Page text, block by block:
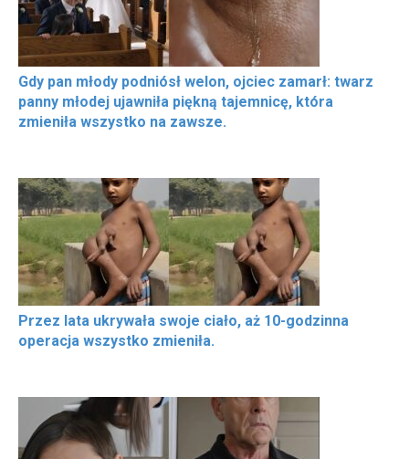
Gdy pan młody podniósł welon, ojciec zamarł: twarz
panny młodej ujawniła piękną tajemnicę, która
zmieniła wszystko na zawsze.
Przez lata ukrywała swoje ciało, aż 10-godzinna
operacja wszystko zmieniła.